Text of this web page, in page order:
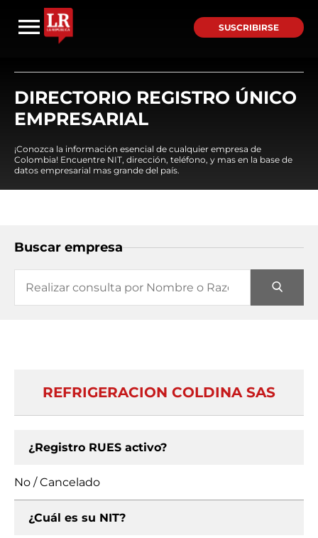
SUSCRIBIRSE
DIRECTORIO REGISTRO ÚNICO
EMPRESARIAL
¡Conozca la información esencial de cualquier empresa de
Colombia! Encuentre NIT, dirección, teléfono, y mas en la base de
datos empresarial mas grande del país.
Buscar empresa
REFRIGERACION COLDINA SAS
¿Registro RUES activo?
No / Cancelado
¿Cuál es su NIT?